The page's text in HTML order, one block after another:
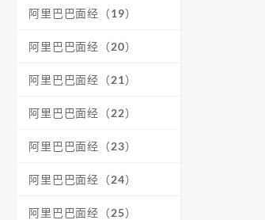
阿里巴巴面经（19）
阿里巴巴面经（20）
阿里巴巴面经（21）
阿里巴巴面经（22）
阿里巴巴面经（23）
阿里巴巴面经（24）
阿里巴巴面经（25）